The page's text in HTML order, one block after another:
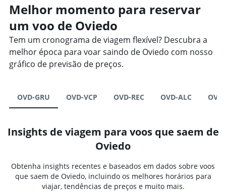
Melhor momento para reservar
um voo de Oviedo
Tem um cronograma de viagem flexível? Descubra a
melhor época para voar saindo de Oviedo com nosso
gráfico de previsão de preços.
OVD-GRU OVD-VCP OVD-REC OVD-ALC
Insights de viagem para voos que saem de
Oviedo
Obtenha insights recentes e baseados em dados sobre voos
que saem de Oviedo, incluindo os melhores horários para
viajar, tendências de preços e muito mais.